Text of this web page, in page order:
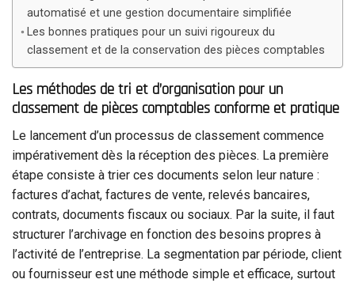
automatisé et une gestion documentaire simplifiée
Les bonnes pratiques pour un suivi rigoureux du
classement et de la conservation des pièces comptables
Les méthodes de tri et d’organisation pour un
classement de pièces comptables conforme et pratique
Le lancement d’un processus de classement commence
impérativement dès la réception des pièces. La première
étape consiste à trier ces documents selon leur nature :
factures d’achat, factures de vente, relevés bancaires,
contrats, documents fiscaux ou sociaux. Par la suite, il faut
structurer l’archivage en fonction des besoins propres à
l’activité de l’entreprise. La segmentation par période, client
ou fournisseur est une méthode simple et efficace, surtout